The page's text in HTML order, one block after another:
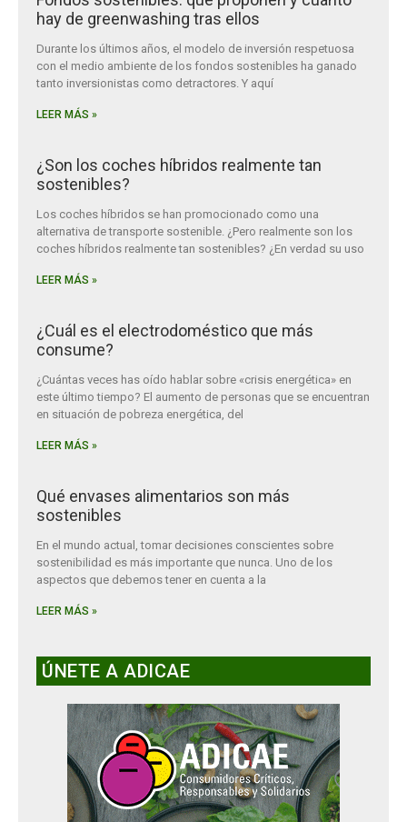
hay de greenwashing tras ellos
Durante los últimos años, el modelo de inversión respetuosa
con el medio ambiente de los fondos sostenibles ha ganado
tanto inversionistas como detractores. Y aquí
LEER MÁS »
¿Son los coches híbridos realmente tan
sostenibles?
Los coches híbridos se han promocionado como una
alternativa de transporte sostenible. ¿Pero realmente son los
coches híbridos realmente tan sostenibles? ¿En verdad su uso
LEER MÁS »
¿Cuál es el electrodoméstico que más
consume?
¿Cuántas veces has oído hablar sobre «crisis energética» en
este último tiempo? El aumento de personas que se encuentran
en situación de pobreza energética, del
LEER MÁS »
Qué envases alimentarios son más
sostenibles
En el mundo actual, tomar decisiones conscientes sobre
sostenibilidad es más importante que nunca. Uno de los
aspectos que debemos tener en cuenta a la
LEER MÁS »
ÚNETE A ADICAE